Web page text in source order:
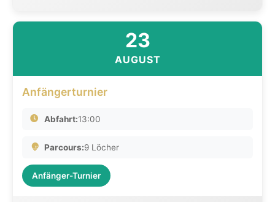
23
AUGUST
Anfängerturnier
Abfahrt:13:00
Parcours:9 Löcher
Anfänger-Turnier